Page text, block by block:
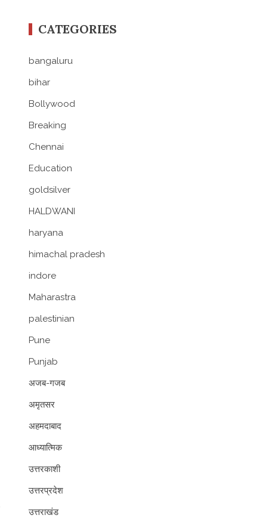
CATEGORIES
bangaluru
bihar
Bollywood
Breaking
Chennai
Education
goldsilver
HALDWANI
haryana
himachal pradesh
indore
Maharastra
palestinian
Pune
Punjab
अजब-गजब
अमृतसर
अहमदाबाद
आध्यात्मिक
उत्तरकाशी
उत्तरप्रदेश
उत्तराखंड